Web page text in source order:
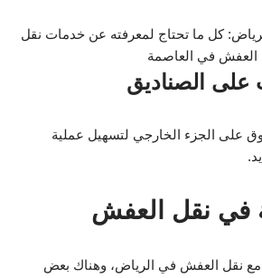
على الجزء الخارجي لتسهيل عملية
في نقل العفش
مع نقل العفش في الرياض، وهناك بعض